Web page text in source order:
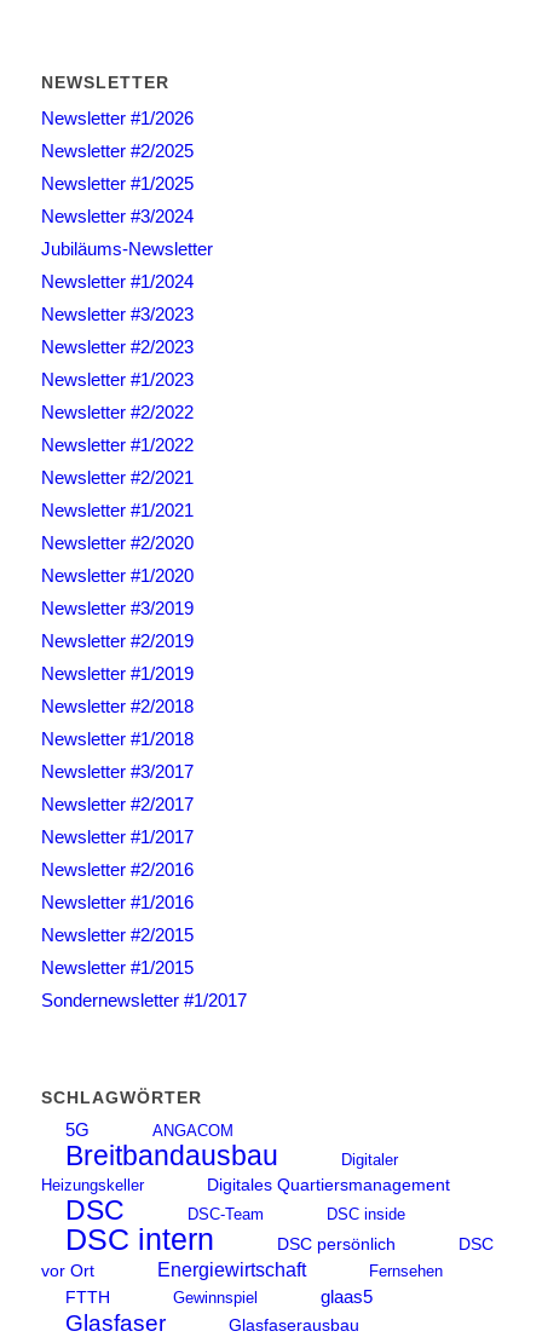
NEWSLETTER
Newsletter #1/2026
Newsletter #2/2025
Newsletter #1/2025
Newsletter #3/2024
Jubiläums-Newsletter
Newsletter #1/2024
Newsletter #3/2023
Newsletter #2/2023
Newsletter #1/2023
Newsletter #2/2022
Newsletter #1/2022
Newsletter #2/2021
Newsletter #1/2021
Newsletter #2/2020
Newsletter #1/2020
Newsletter #3/2019
Newsletter #2/2019
Newsletter #1/2019
Newsletter #2/2018
Newsletter #1/2018
Newsletter #3/2017
Newsletter #2/2017
Newsletter #1/2017
Newsletter #2/2016
Newsletter #1/2016
Newsletter #2/2015
Newsletter #1/2015
Sondernewsletter #1/2017
SCHLAGWÖRTER
5G ANGACOM
Breitbandausbau
Digitaler
Heizungskeller
Digitales Quartiersmanagement
DSC DSC-Team DSC inside
DSC intern DSC persönlich
DSC
vor Ort
Energiewirtschaft Fernsehen
FTTH Gewinnspiel glaas5
Glasfaser Glasfaserausbau